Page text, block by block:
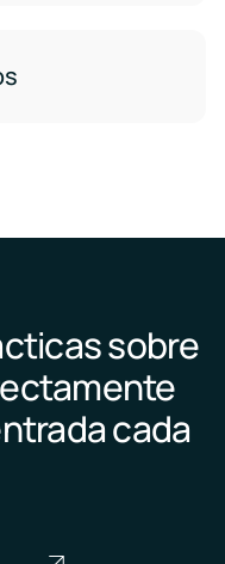
sobre
cada